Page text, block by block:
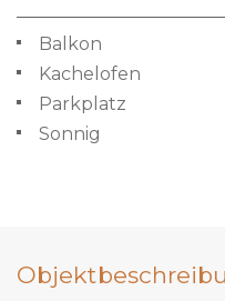
Balkon
Kachelofen
Parkplatz
Sonnig